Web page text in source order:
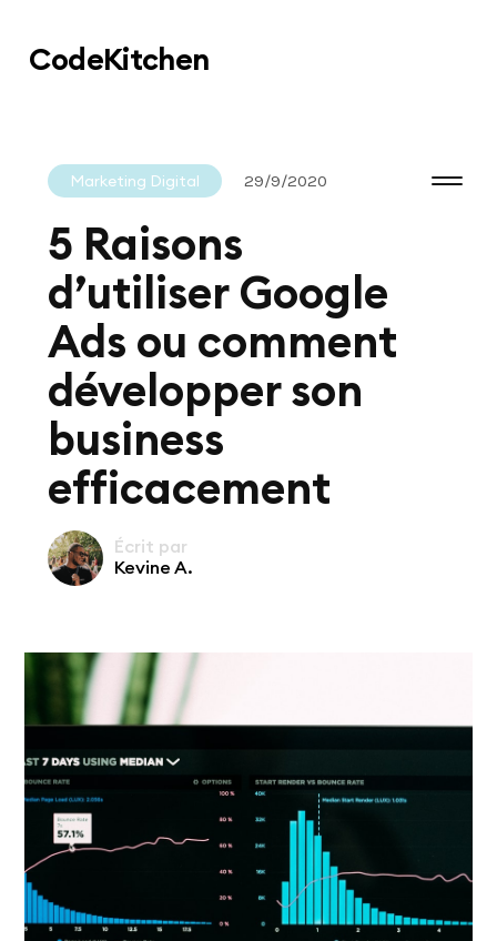
CodeKitchen
Marketing Digital 29/9/2020
5 Raisons
d’utiliser Google
Ads ou comment
développer son
business
efficacement
Écrit par
Kevine A.